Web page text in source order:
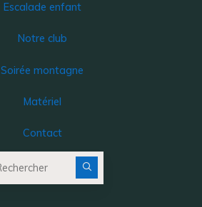
Escalade enfant
Notre club
Soirée montagne
Matériel
Contact